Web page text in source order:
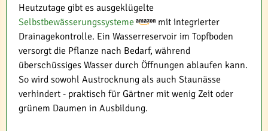
Heutzutage gibt es ausgeklügelte
Selbstbewässerungssysteme
mit integrierter
Drainagekontrolle. Ein Wasserreservoir im Topfboden
versorgt die Pflanze nach Bedarf, während
überschüssiges Wasser durch Öffnungen ablaufen kann.
So wird sowohl Austrocknung als auch Staunässe
verhindert - praktisch für Gärtner mit wenig Zeit oder
grünem Daumen in Ausbildung.